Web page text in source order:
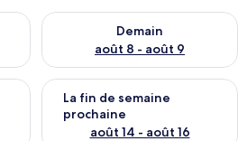
ce soir août 7 - août 8
Demain
août 8 - août 9
Vérifier la disponibilité pour
cette fin de semaine août 7 -
La fin de semaine
prochaine
août 14 - août 16
Vérifier la disponibilité pour